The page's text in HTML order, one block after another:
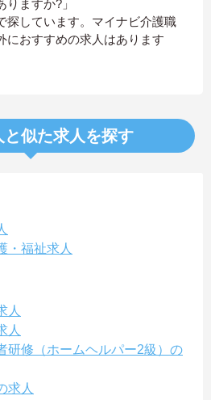
ますか?」
探しています。マイナビ介護職
におすすめの求人はあります
と似た求人を探す
・福祉求人
人
人
研修（ホームヘルパー2級）の
求人